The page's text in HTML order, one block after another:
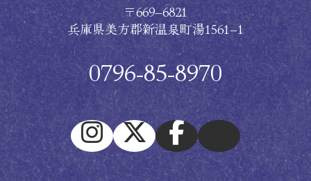
〒669−6821
兵庫県美方郡新温泉町湯1561−1
0796-85-8970